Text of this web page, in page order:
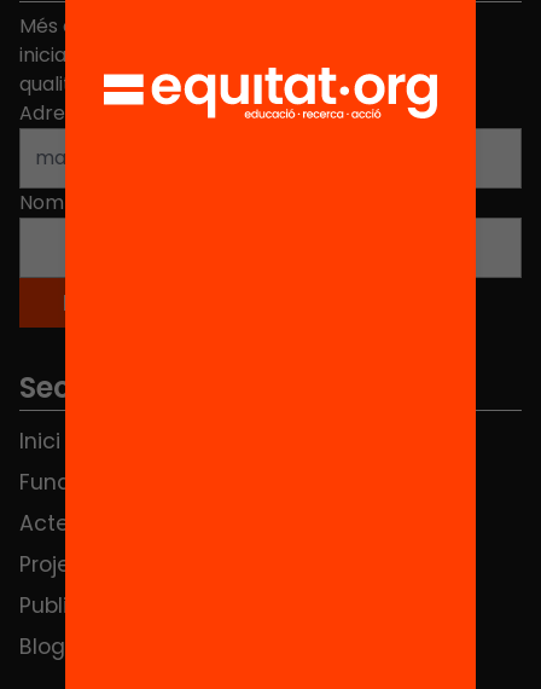
Més de 40.000 persones ja han triat Equitat. Rep
iniciatives, propostes i projectes per millorar la
qualitat de l'educació a Catalunya.
Adreça electrònica*
Nom
Seccions
Inici
Fundació
Actes
Projectes
Publicacions i vídeos
Blog